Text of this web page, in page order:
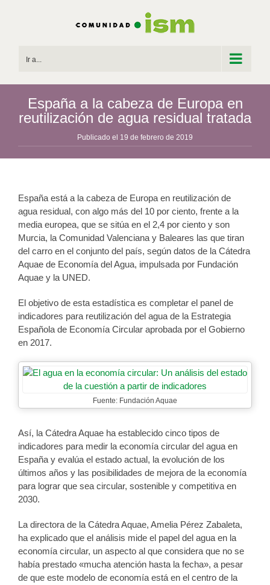
Ir a...
España a la cabeza de Europa en
reutilización de agua residual tratada
Publicado el 19 de febrero de 2019
España está a la cabeza de Europa en reutilización de
agua residual, con algo más del 10 por ciento, frente a la
media europea, que se sitúa en el 2,4 por ciento y son
Murcia, la Comunidad Valenciana y Baleares las que tiran
del carro en el conjunto del país, según datos de la Cátedra
Aquae de Economía del Agua, impulsada por Fundación
Aquae y la UNED.
El objetivo de esta estadística es completar el panel de
indicadores para reutilización del agua de la Estrategia
Española de Economía Circular aprobada por el Gobierno
en 2017.
Fuente: Fundación Aquae
Así, la Cátedra Aquae ha establecido cinco tipos de
indicadores para medir la economía circular del agua en
España y evalúa el estado actual, la evolución de los
últimos años y las posibilidades de mejora de la economía
para lograr que sea circular, sostenible y competitiva en
2030.
La directora de la Cátedra Aquae, Amelia Pérez Zabaleta,
ha explicado que el análisis mide el papel del agua en la
economía circular, un aspecto al que considera que no se
había prestado «mucha atención hasta la fecha», a pesar
de que este modelo de economía está en el centro de la